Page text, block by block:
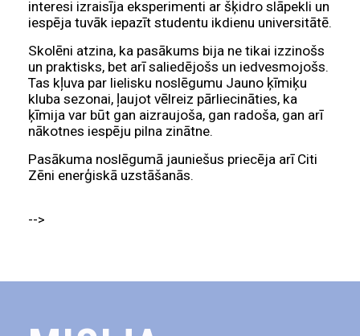
interesi izraisīja eksperimenti ar šķidro slāpekli un
iespēja tuvāk iepazīt studentu ikdienu universitātē.
Skolēni atzina, ka pasākums bija ne tikai izzinošs
un praktisks, bet arī saliedējošs un iedvesmojošs.
Tas kļuva par lielisku noslēgumu Jauno ķīmiķu
kluba sezonai, ļaujot vēlreiz pārliecināties, ka
ķīmija var būt gan aizraujoša, gan radoša, gan arī
nākotnes iespēju pilna zinātne.
Pasākuma noslēgumā jauniešus priecēja arī Citi
Zēni enerģiskā uzstāšanās.
-->